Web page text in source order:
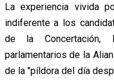
La experiencia vivida
indiferente a los
de la Concertación,
parlamentarios de la
de la "píldora del día